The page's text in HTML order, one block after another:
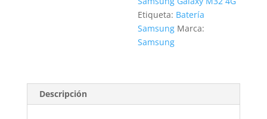
Etiqueta: Batería
Samsung Marca:
Samsung
Descripción